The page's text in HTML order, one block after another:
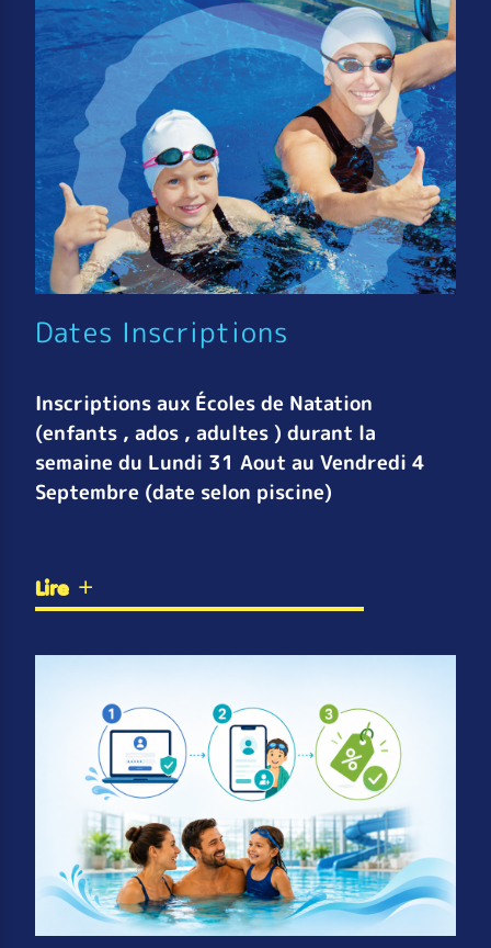
Dates Inscriptions
Inscriptions aux Écoles de Natation
(enfants , ados , adultes ) durant la
semaine du Lundi 31 Aout au Vendredi 4
Septembre (date selon piscine)
Lire